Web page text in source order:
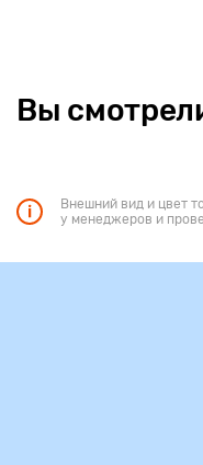
Вы
Внешний вид и цвет
у менеджеров и